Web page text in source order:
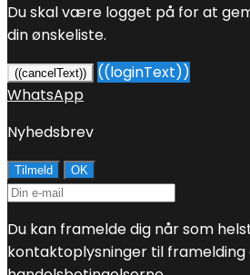
Du skal være logget på for at
din ønskeliste.
((cancelText))
((loginText))
WhatsApp
Nyhedsbrev
Du kan framelde dig når som
kontaktoplysninger til